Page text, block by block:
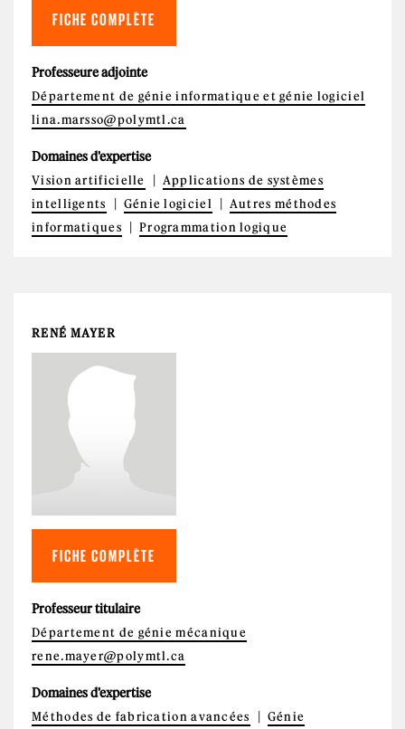
FICHE COMPLÈTE
Professeure adjointe
Département de génie informatique et génie logiciel
lina.marsso@polymtl.ca
Domaines d'expertise
Vision artificielle
Applications de systèmes
intelligents
Génie logiciel
Autres méthodes
informatiques
Programmation logique
RENÉ MAYER
FICHE COMPLÈTE
Professeur titulaire
Département de génie mécanique
rene.mayer@polymtl.ca
Domaines d'expertise
Méthodes de fabrication avancées
Génie